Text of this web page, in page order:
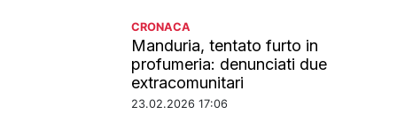
CRONACA
Manduria, tentato furto in
profumeria: denunciati due
extracomunitari
23.02.2026 17:06